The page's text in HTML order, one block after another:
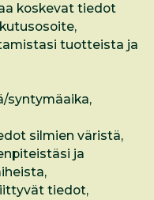
koskevat tiedot
tuotteista ja
syntymäaika,
silmien väristä,
ja
tiedot,